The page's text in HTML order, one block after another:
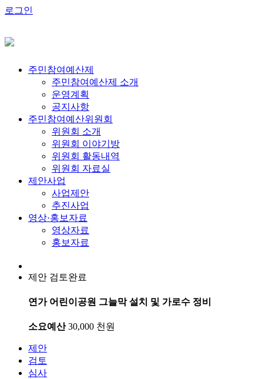
로그인
주민참여예산제
주민참여예산제 소개
운영계획
공지사항
주민참여예산위원회
위원회 소개
위원회 이야기방
위원회 활동내역
위원회 자료실
제안사업
사업제안
추진사업
영상·홍보자료
영상자료
홍보자료
제안 검토완료
연가 어린이공원 그늘막 설치 및 가로수 정비
소요예산 30,000 천원
제안
검토
심사